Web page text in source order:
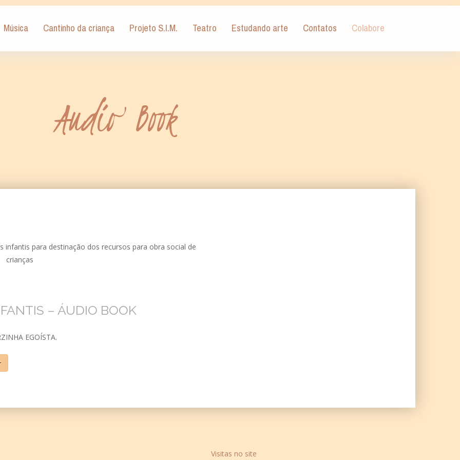
Música Cantinho da criança Projeto S.I.M. Teatro Estudando arte Contatos Colabore
Audio Book
para destinação dos recursos para obra social de
crianças
– ÁUDIO BOOK
EGOÍSTA.
Visitas no site